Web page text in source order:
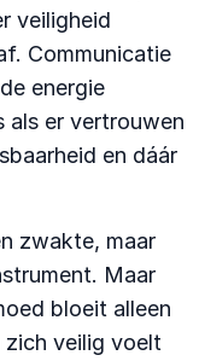
veiligheid
Communicatie
energie
als er vertrouwen
en dáár
zwakte, maar
Maar
bloeit alleen
zich veilig voelt